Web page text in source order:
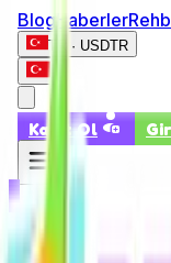
BlogHaberler
TR · USDTR
Kayıt Ol
Kayıt Ol